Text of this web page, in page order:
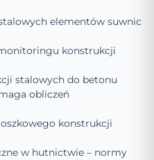
elementów suwnic
konstrukcji
stalowych do betonu
obliczeń
konstrukcji
w hutnictwie – normy